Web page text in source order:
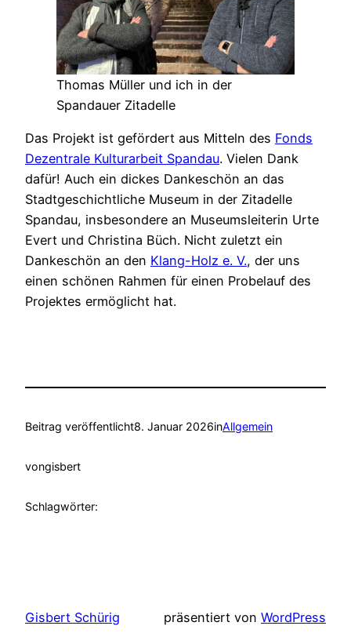
Thomas Müller und ich in der
Spandauer Zitadelle
Das Projekt ist gefördert aus Mitteln des Fonds
Dezentrale Kulturarbeit Spandau. Vielen Dank
dafür! Auch ein dickes Dankeschön an das
Stadtgeschichtliche Museum in der Zitadelle
Spandau, insbesondere an Museumsleiterin Urte
Evert und Christina Büch. Nicht zuletzt ein
Dankeschön an den Klang-Holz e. V., der uns
einen schönen Rahmen für einen Probelauf des
Projektes ermöglicht hat.
Beitrag veröffentlicht8. Januar 2026inAllgemein
vongisbert
Schlagwörter:
Gisbert Schürig präsentiert von WordPress